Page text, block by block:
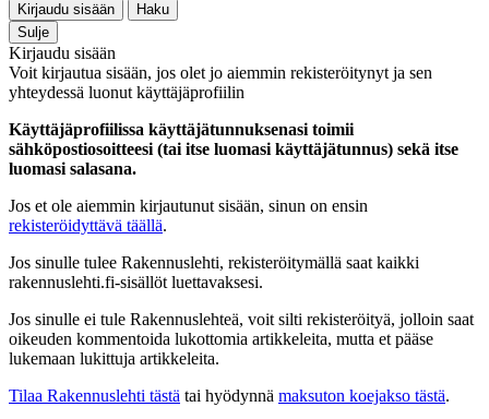
Kirjaudu sisään
Haku
Sulje
Kirjaudu sisään
Voit kirjautua sisään, jos olet jo aiemmin rekisteröitynyt ja sen
yhteydessä luonut käyttäjäprofiilin
Käyttäjäprofiilissa käyttäjätunnuksenasi toimii
sähköpostiosoitteesi (tai itse luomasi käyttäjätunnus) sekä itse
luomasi salasana.
Jos et ole aiemmin kirjautunut sisään, sinun on ensin
rekisteröidyttävä täällä.
Jos sinulle tulee Rakennuslehti, rekisteröitymällä saat kaikki
rakennuslehti.fi-sisällöt luettavaksesi.
Jos sinulle ei tule Rakennuslehteä, voit silti rekisteröityä, jolloin saat
oikeuden kommentoida lukottomia artikkeleita, mutta et pääse
lukemaan lukittuja artikkeleita.
Tilaa Rakennuslehti tästä tai hyödynnä maksuton koejakso tästä.